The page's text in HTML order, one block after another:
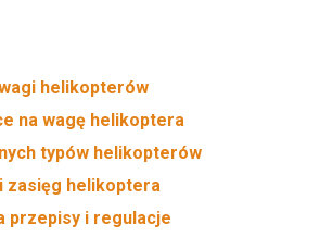
helikopterów
na wagę helikoptera
typów helikopterów
zasięg helikoptera
przepisy i regulacje